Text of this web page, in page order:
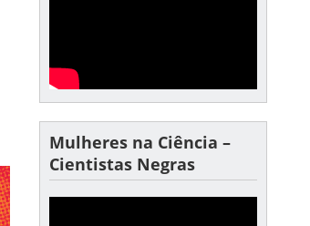
Mulheres na Ciência –
Cientistas Negras